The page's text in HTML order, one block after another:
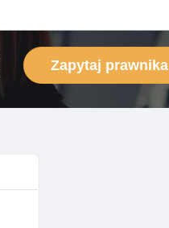
Zapytaj prawnika